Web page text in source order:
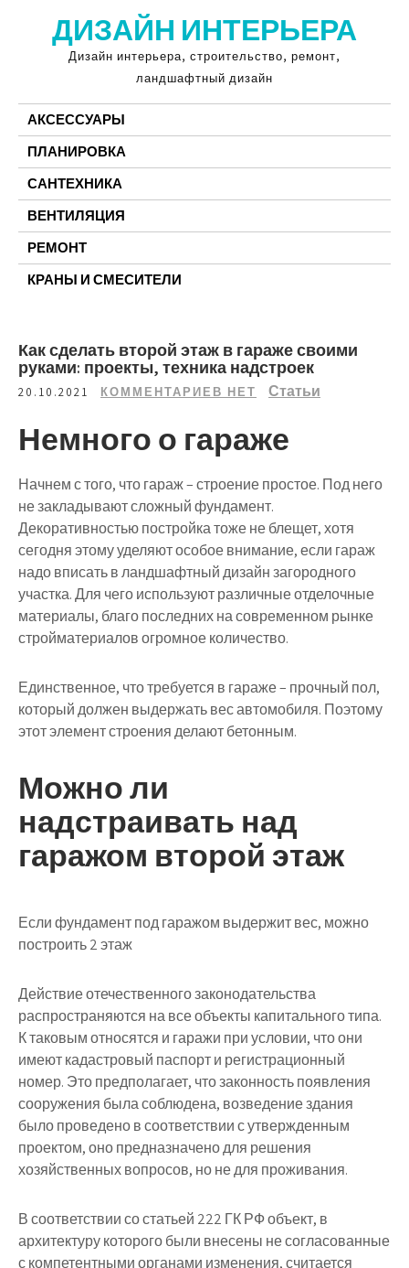
содержимому
ДИЗАЙН ИНТЕРЬЕРА
Дизайн интерьера, строительство, ремонт,
ландшафтный дизайн
АКСЕССУАРЫ
ПЛАНИРОВКА
САНТЕХНИКА
ВЕНТИЛЯЦИЯ
РЕМОНТ
КРАНЫ И СМЕСИТЕЛИ
Как сделать второй этаж в гараже своими
руками: проекты, техника надстроек
20.10.2021 КОММЕНТАРИЕВ НЕТ Статьи
Немного о гараже
Начнем с того, что гараж – строение простое. Под него
не закладывают сложный фундамент.
Декоративностью постройка тоже не блещет, хотя
сегодня этому уделяют особое внимание, если гараж
надо вписать в ландшафтный дизайн загородного
участка. Для чего используют различные отделочные
материалы, благо последних на современном рынке
стройматериалов огромное количество.
Единственное, что требуется в гараже – прочный пол,
который должен выдержать вес автомобиля. Поэтому
этот элемент строения делают бетонным.
Можно ли
надстраивать над
гаражом второй этаж
Если фундамент под гаражом выдержит вес, можно
построить 2 этаж
Действие отечественного законодательства
распространяются на все объекты капитального типа.
К таковым относятся и гаражи при условии, что они
имеют кадастровый паспорт и регистрационный
номер. Это предполагает, что законность появления
сооружения была соблюдена, возведение здания
было проведено в соответствии с утвержденным
проектом, оно предназначено для решения
хозяйственных вопросов, но не для проживания.
В соответствии со статьей 222 ГК РФ объект, в
архитектуру которого были внесены не согласованные
с компетентными органами изменения, считается